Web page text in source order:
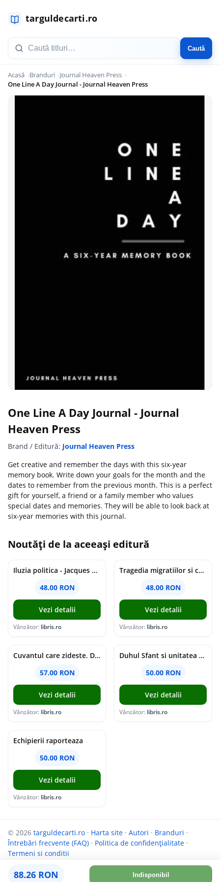
Caută
Acasă Branduri
Journal Heaven Press
One Line A Day Journal - Journal Heaven Press
One Line A Day Journal - Journal
Heaven Press
Brand / Editură: Journal Heaven Press
88.26 RON Indisponibil
Get creative and remember the days with this six-year
memory book. Write down your goals for the month and the
dates to remember from the previous month. This is a perfect
gift for yourself, a friend or a family member who values
special dates and memories. They will be able to look back at
six-year memories with this journal.
Noutăți de la aceeași editură
Iluzia politica - Jacques Ellul
48.00 RON
Vezi detalii
Vânzător: libris.ro
Tragedia migratiilor si caderea imperiilor. Sfantul Augustin si noi - Chantal Delsol
48.00 RON
Vezi detalii
Vânzător: libris.ro
Cuvantul care zideste. Dialoguri - Vartan Arachelian
57.00 RON
Vezi detalii
Vânzător: libris.ro
Duhul Sfant si unitatea Bisericii. Jurnal de Conciliu - Andre Scrima
50.00 RON
Vezi detalii
Vânzător: libris.ro
Echipierii raporteaza
50.00 RON
Vezi detalii
Vânzător: libris.ro
© 2026 targuldecarti.ro · Harta site · Autori · Branduri ·
Întrebări frecvente (FAQ) · Politica de confidențialitate ·
Termeni si conditii
Parteneri:InfoCompanii.ro GoShopping.ro